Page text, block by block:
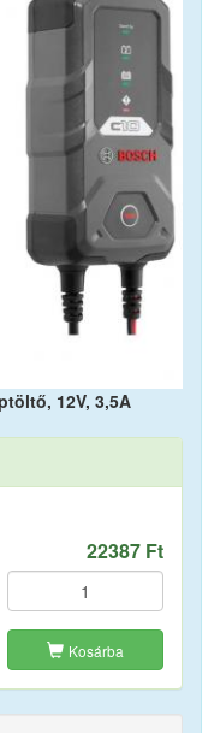
12V, 3,5A
22387 Ft
Kosárba